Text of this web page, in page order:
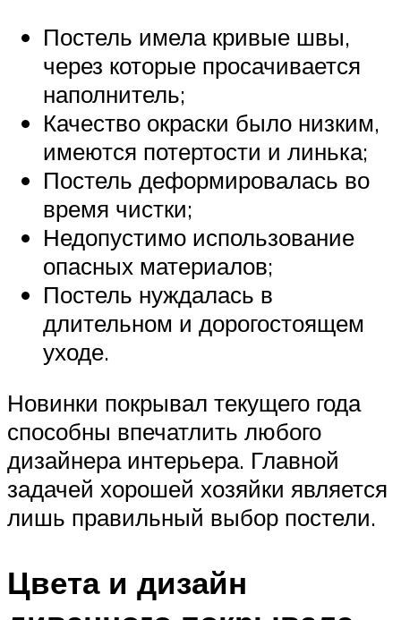
Постель имела кривые швы,
через которые просачивается
наполнитель;
Качество окраски было низким,
имеются потертости и линька;
Постель деформировалась во
время чистки;
Недопустимо использование
опасных материалов;
Постель нуждалась в
длительном и дорогостоящем
уходе.
Новинки покрывал текущего года
способны впечатлить любого
дизайнера интерьера. Главной
задачей хорошей хозяйки является
лишь правильный выбор постели.
Цвета и дизайн